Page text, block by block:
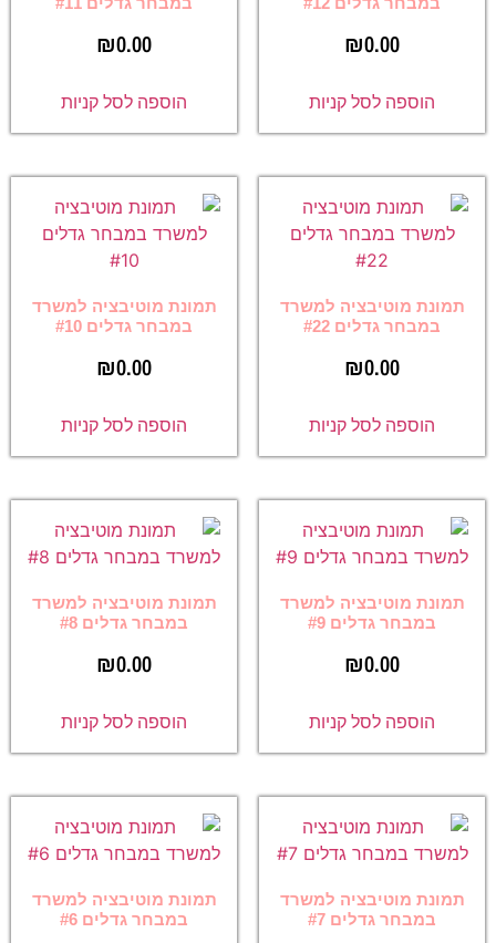
₪0.00
הוספה לסל קניות
₪0.00
הוספה לסל קניות
תמונת מוטיבציה למשרד
במבחר גדלים #22
₪0.00
הוספה לסל קניות
תמונת מוטיבציה למשרד
במבחר גדלים #10
₪0.00
הוספה לסל קניות
תמונת מוטיבציה למשרד
במבחר גדלים #9
₪0.00
הוספה לסל קניות
תמונת מוטיבציה למשרד
במבחר גדלים #8
₪0.00
הוספה לסל קניות
תמונת מוטיבציה למשרד
במבחר גדלים #7
תמונת מוטיבציה למשרד
במבחר גדלים #6